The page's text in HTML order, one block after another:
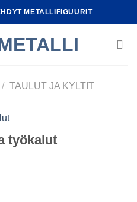
METALLIFIGUURIT
/ TAULUT JA KYLTIT
työkalut